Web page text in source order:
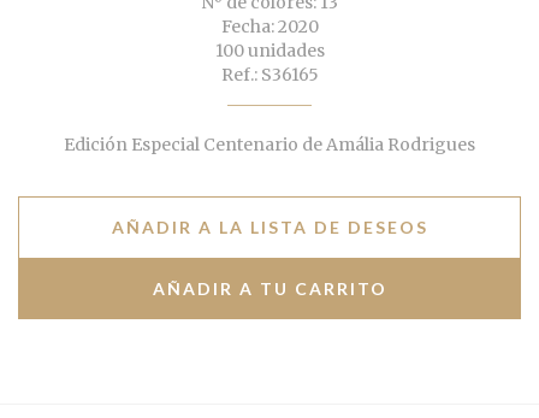
Fecha: 2020
100 unidades
Ref.: S36165
Edición Especial Centenario de Amália Rodrigues
AÑADIR A LA LISTA DE DESEOS